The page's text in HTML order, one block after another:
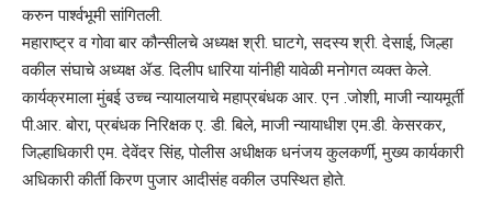
करुन पार्श्वभूमी सांगितली.
महाराष्ट्र व गोवा बार कौन्सीलचे अध्यक्ष श्री. घाटगे, सदस्य श्री. देसाई, जिल्हा
वकील संघाचे अध्यक्ष ॲड. दिलीप धारिया यांनीही यावेळी मनोगत व्यक्त केले.
कार्यक्रमाला मुंबई उच्च न्यायालयाचे महाप्रबंधक आर. एन .जोशी, माजी न्यायमूर्ती
पी.आर. बोरा, प्रबंधक निरिक्षक ए. डी. बिले, माजी न्यायाधीश एम.डी. केसरकर,
जिल्हाधिकारी एम. देवेंदर सिंह, पोलीस अधीक्षक धनंजय कुलकर्णी, मुख्य कार्यकारी
अधिकारी कीर्ती किरण पुजार आदीसंह वकील उपस्थित होते.